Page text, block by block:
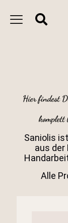
Hier findest
komplett
Saniolis
aus der
Alle